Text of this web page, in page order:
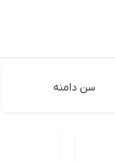
سن دامنه